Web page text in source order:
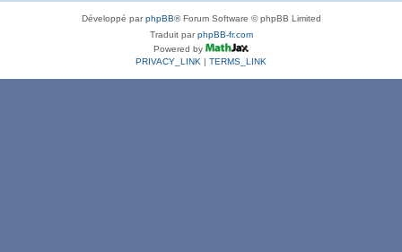
Développé parphpBB® Forum Software © phpBB Limited
Traduit parphpBB-fr.com
Powered by
PRIVACY_LINK | TERMS_LINK